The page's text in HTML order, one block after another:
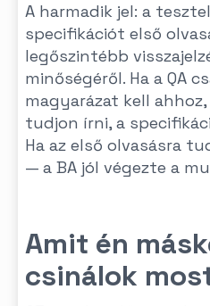
A harmadik jel: a
specifikációt első
legőszintébb
minőségéről. Ha a QA
magyarázat kell
tudjon írni, a
Ha az első olvasásra
— a BA jól végezte a
Amit én
csinálok